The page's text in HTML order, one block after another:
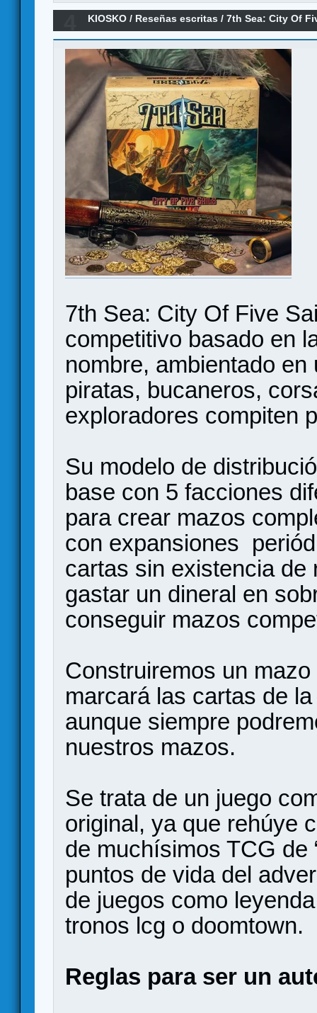
KIOSKO / Reseñas escritas /7th Sea: City Of
7th Sea: City Of Five
competitivo basado en
nombre, ambientado
piratas, bucaneros,
exploradores compiten
Su modelo de
base con 5 facciones
para crear mazos
con expansiones
cartas sin existencia de
gastar un dineral en
conseguir mazos
Construiremos un
marcará las cartas de
aunque siempre
nuestros mazos.
Se trata de un juego
original, ya que rehúye
de muchísimos TCG de
puntos de vida del
de juegos como
tronos lcg o doomtown.
Reglas para ser un